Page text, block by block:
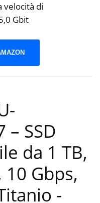
velocità di
Gbit
– SSD
da 1 TB,
10 Gbps,
-